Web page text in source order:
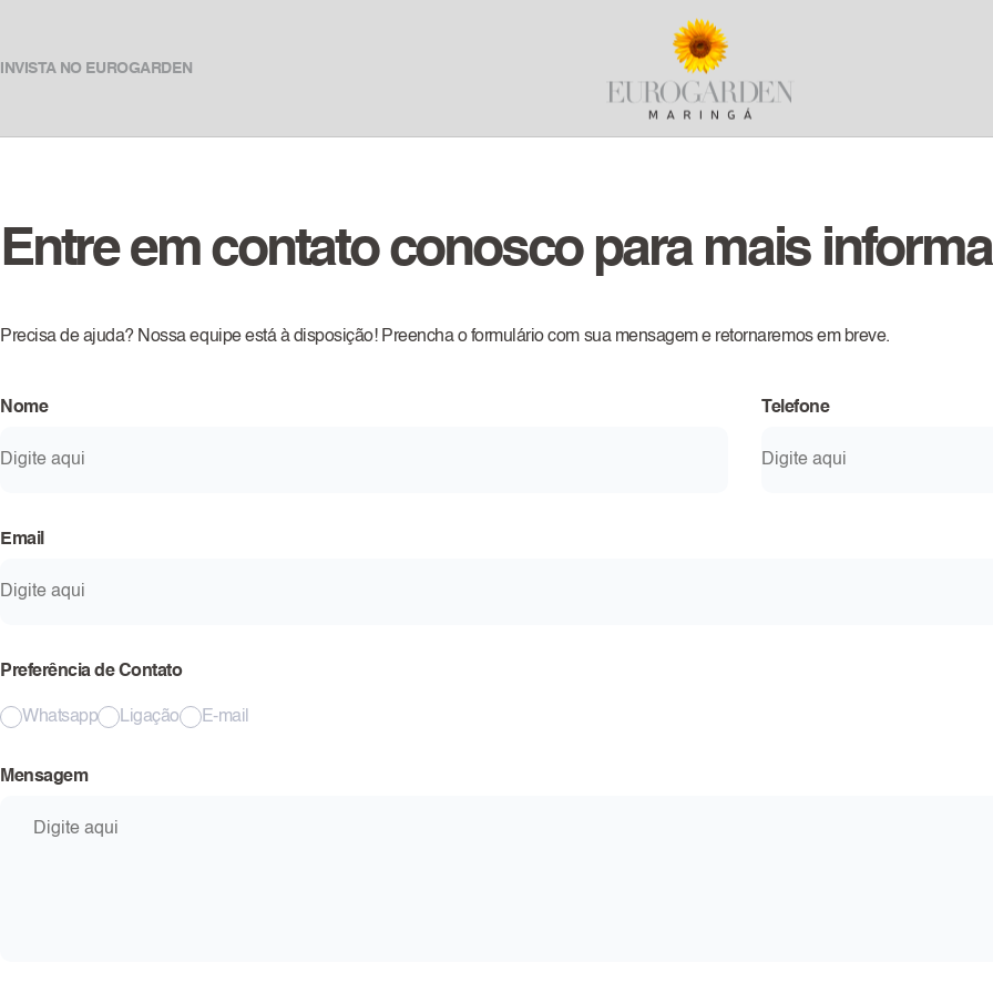
INVISTA NO EUROGARDEN
Entre em contato conosco para mais
Precisa de ajuda? Nossa equipe está à disposição! Preencha o formulário com sua mensagem e retornaremos em breve.
Nome Telefone
Email
Preferência de Contato
Whatsapp Ligação E-mail
Mensagem